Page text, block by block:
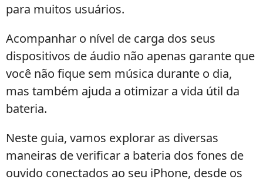
para muitos usuários.
Acompanhar o nível de carga dos seus
dispositivos de áudio não apenas garante que
você não fique sem música durante o dia,
mas também ajuda a otimizar a vida útil da
bateria.
Neste guia, vamos explorar as diversas
maneiras de verificar a bateria dos fones de
ouvido conectados ao seu iPhone, desde os